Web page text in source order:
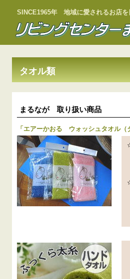
SINCE1965年 地域に愛されるお店を
タオル類
まるなが 取り扱い商品
「 エアーかおる ウォッシュタオル（